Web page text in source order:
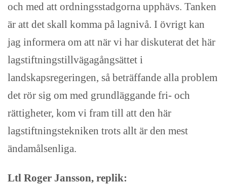
och med att ordningsstadgorna upphävs. Tanken
är att det skall komma på lagnivå. I övrigt kan
jag informera om att när vi har diskuterat det här
lagstiftningstillvägagångsättet i
landskapsregeringen, så beträffande alla problem
det rör sig om med grundläggande fri- och
rättigheter, kom vi fram till att den här
lagstiftningstekniken trots allt är den mest
ändamålsenliga.
Ltl Roger Jansson, replik: